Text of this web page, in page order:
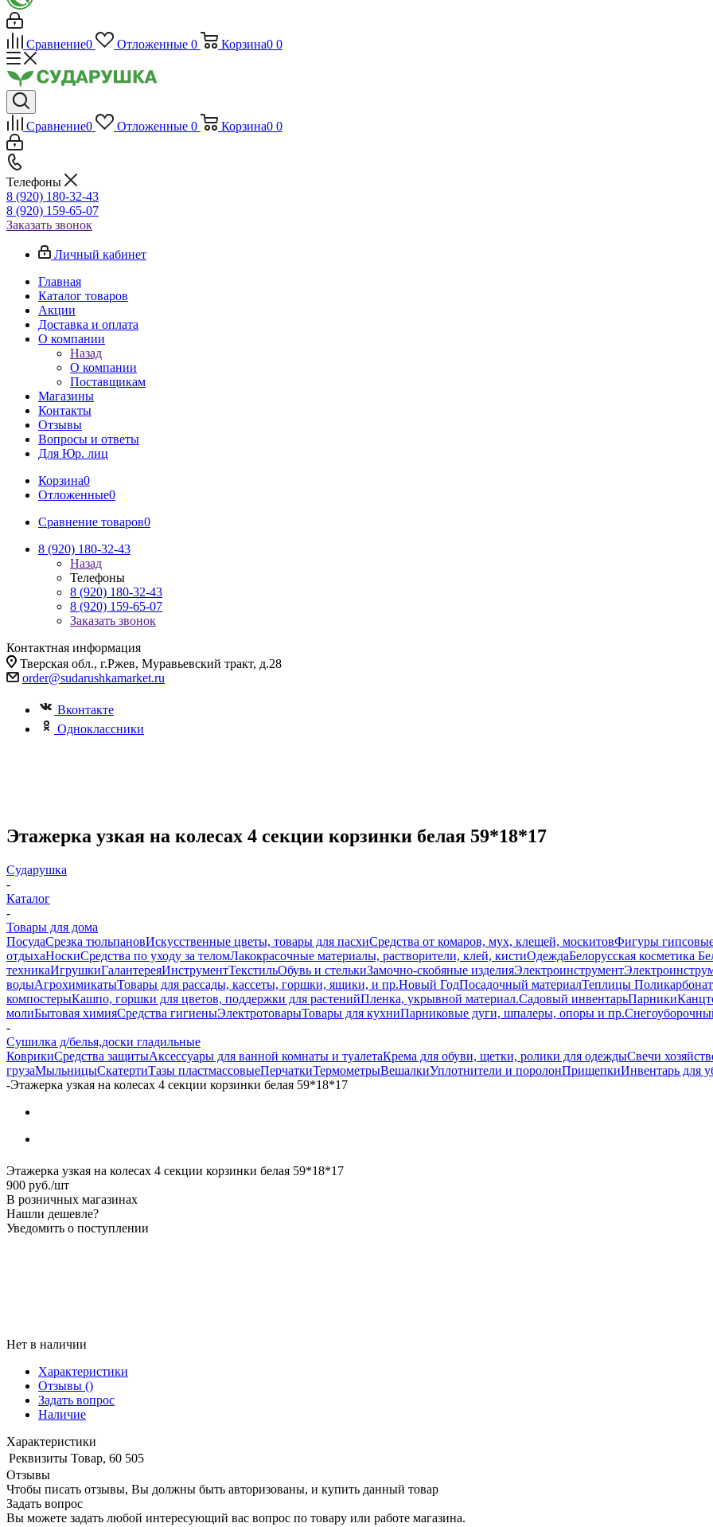
Сравнение0 Отложенные 0 Корзина0 0
Сравнение0 Отложенные 0 Корзина0 0
Телефоны
8 (920) 180-32-43
8 (920) 159-65-07
Заказать звонок
Личный кабинет
Главная
Каталог товаров
Акции
Доставка и оплата
О компании
Назад
О компании
Поставщикам
Магазины
Контакты
Отзывы
Вопросы и ответы
Для Юр. лиц
Корзина0
Отложенные0
Сравнение товаров0
8 (920) 180-32-43
Назад
Телефоны
8 (920) 180-32-43
8 (920) 159-65-07
Заказать звонок
Контактная информация
Тверская обл., г.Ржев, Муравьевский тракт, д.28
order@sudarushkamarket.ru
Вконтакте
Одноклассники
Этажерка узкая на колесах 4 секции корзинки белая 59*18*17
Сударушка
-
Каталог
-
Товары для дома
ПосудаСрезка тюльпановИскусственные цветы, товары для пасхиСредства от комаров, мух, клещей, москитовФигуры
отдыхаНоскиСредства по уходу за теломЛакокрасочные материалы, растворители, клей, кистиОдеждаБелорусская косметика
техникаИгрушкиГалантереяИнструментТекстильОбувь и стелькиЗамочно-скобяные изделияЭлектроинструмент
водыАгрохимикатыТовары для рассады, кассеты, горшки, ящики, и пр.Новый ГодПосадочный материалТеплицы Поликарбонат
компостерыКашпо, горшки для цветов, поддержки для растенийПленка, укрывной материал.Садовый инвентарьПарники
молиБытовая химияСредства гигиеныЭлектротоварыТовары для кухниПарниковые дуги, шпалеры, опоры и пр.
-
Сушилка д/белья,доски гладильные
КоврикиСредства защитыАксессуары для ванной комнаты и туалетаКрема для обуви, щетки, ролики для одеждыСвечи
грузаМыльницыСкатертиТазы пластмассовыеПерчаткиТермометрыВешалкиУплотнители и поролонПрищепкиИнвентарь для
-Этажерка узкая на колесах 4 секции корзинки белая 59*18*17
Этажерка узкая на колесах 4 секции корзинки белая 59*18*17
900 руб./шт
В розничных магазинах
Нашли дешевле?
Уведомить о поступлении
Нет в наличии
Характеристики
Отзывы ()
Задать вопрос
Наличие
Характеристики
Реквизиты Товар, 60 505
Отзывы
Чтобы писать отзывы, Вы должны быть авторизованы, и купить данный товар
Задать вопрос
Вы можете задать любой интересующий вас вопрос по товару или работе магазина.